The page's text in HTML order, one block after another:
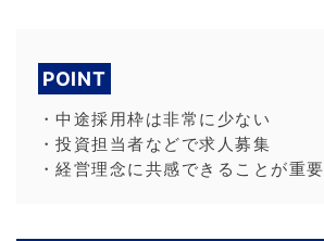
POINT
・中途採用枠は非常に少ない
・投資担当者などで求人募集
・経営理念に共感できることが重要